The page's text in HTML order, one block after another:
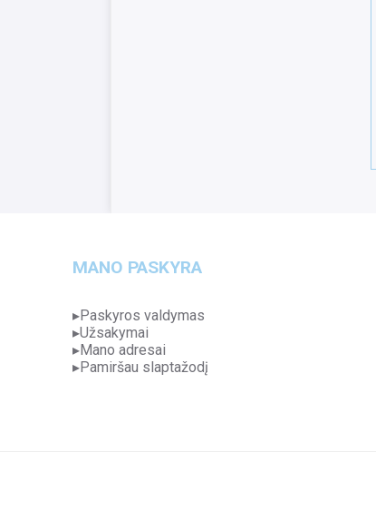
MANO PASKYRA
Paskyros valdymas
Užsakymai
Mano adresai
Pamiršau slaptažodį